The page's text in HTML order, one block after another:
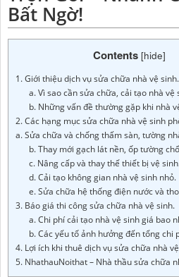
Bất Ngờ!
Contents [hide]
1. Giới thiệu dịch vụ sửa chữa nhà vệ sinh.
a. Vì sao cần sửa chữa, cải tạo nhà vệ
b. Những vấn đề thường gặp khi nhà
2. Các hạng mục sửa chữa nhà vệ sinh
a. Sửa chữa và chống thấm sàn, tường
b. Thay mới gạch lát nền, ốp tường
c. Nâng cấp và thay thế thiết bị vệ
d. Cải tạo không gian nhà vệ sinh nhỏ.
e. Sửa chữa hệ thống điện nước và
3. Báo giá thi công sửa chữa nhà vệ sinh.
a. Chi phí cải tạo nhà vệ sinh giá bao
b. Các yếu tố ảnh hưởng đến tổng chi
4. Lợi ích khi thuê dịch vụ sửa chữa nhà
5. NhathauNoithat – Nhà thầu sửa chữa